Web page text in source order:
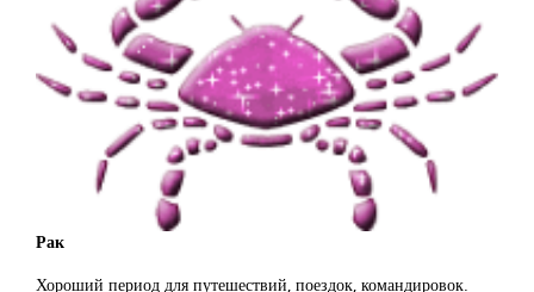
Рак
Хороший период для путешествий, поездок, командировок.